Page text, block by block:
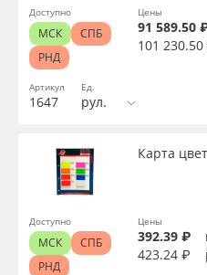
Заготовки для сувениров
Особые свойства
Доступность
Артикул
1647
Ед.
рул.
Цены
91 589.50
101
Доступно
МСК
СПБ
РНД
Карта
Цены
392.39 ₽
423.24 ₽
Доступно
МСК
СПБ
РНД